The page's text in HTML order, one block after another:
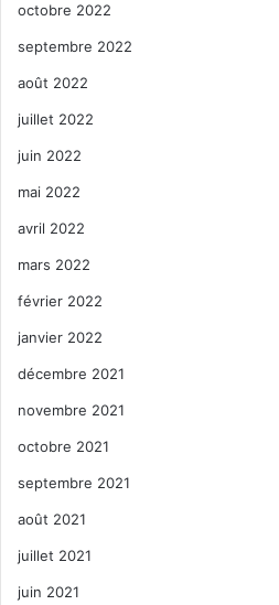
octobre 2022
septembre 2022
août 2022
juillet 2022
juin 2022
mai 2022
avril 2022
mars 2022
février 2022
janvier 2022
décembre 2021
novembre 2021
octobre 2021
septembre 2021
août 2021
juillet 2021
juin 2021